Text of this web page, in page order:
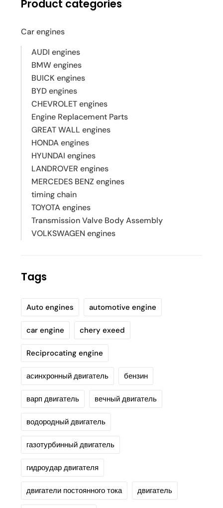
Product categories
Car engines
AUDI engines
BMW engines
BUICK engines
BYD engines
CHEVROLET engines
Engine Replacement Parts
GREAT WALL engines
HONDA engines
HYUNDAI engines
LANDROVER engines
MERCEDES BENZ engines
timing chain
TOYOTA engines
Transmission Valve Body Assembly
VOLKSWAGEN engines
Tags
Auto engines automotive engine
car engine chery exeed
Reciprocating engine
асинхронный двигатель бензин
варп двигатель вечный двигатель
водородный двигатель
газотурбинный двигатель
гидроудар двигателя
двигатели постоянного тока двигатель